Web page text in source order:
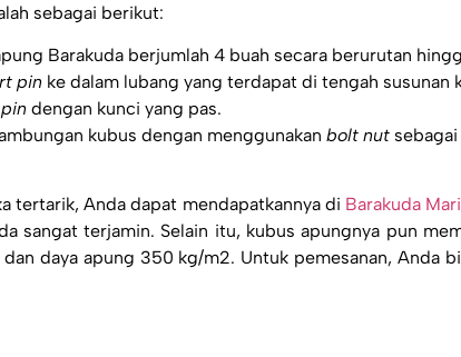
sebagai berikut:
Barakuda berjumlah 4 buah secara berurutan
pin ke dalam lubang yang terdapat di tengah susunan
dengan kunci yang pas.
kubus dengan menggunakan bolt nut
tertarik, Anda dapat mendapatkannya di Barakuda
sangat terjamin. Selain itu, kubus apungnya pun
dan daya apung 350 kg/m2. Untuk pemesanan, Anda